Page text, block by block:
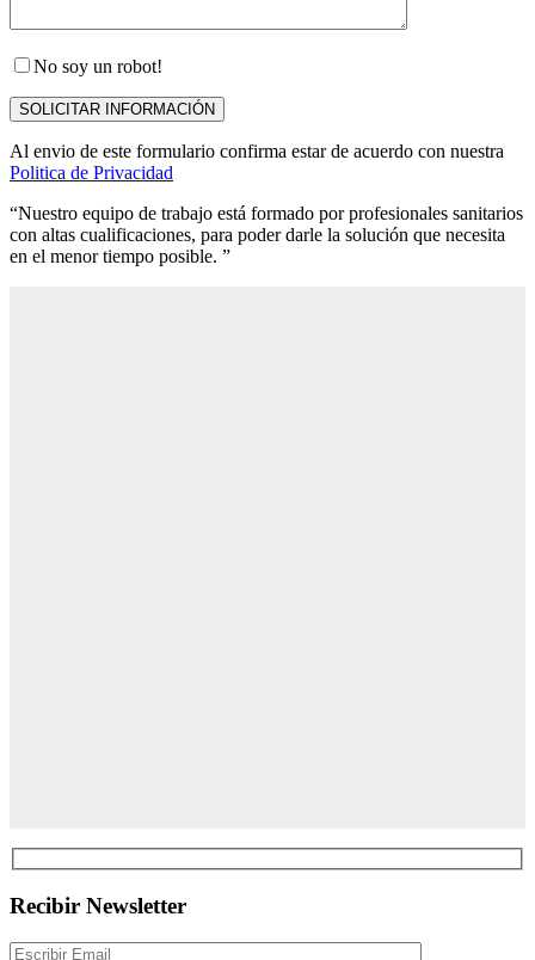
No soy un robot!
Al envio de este formulario confirma estar de acuerdo con nuestra
Politica de Privacidad
“Nuestro equipo de trabajo está formado por profesionales sanitarios
con altas cualificaciones, para poder darle la solución que necesita
en el menor tiempo posible. ”
Recibir Newsletter